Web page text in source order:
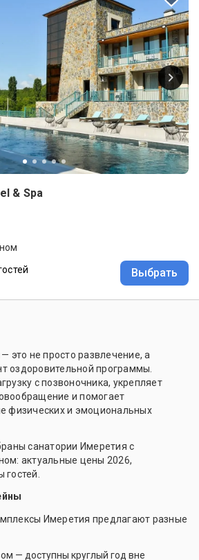
& Spa
Выбрать
это не просто развлечение, а
оздоровительной программы.
с позвоночника, укрепляет
и помогает
физических и эмоциональных
санатории Имеретия с
актуальные цены 2026,
Имеретия предлагают разные
— доступны круглый год вне